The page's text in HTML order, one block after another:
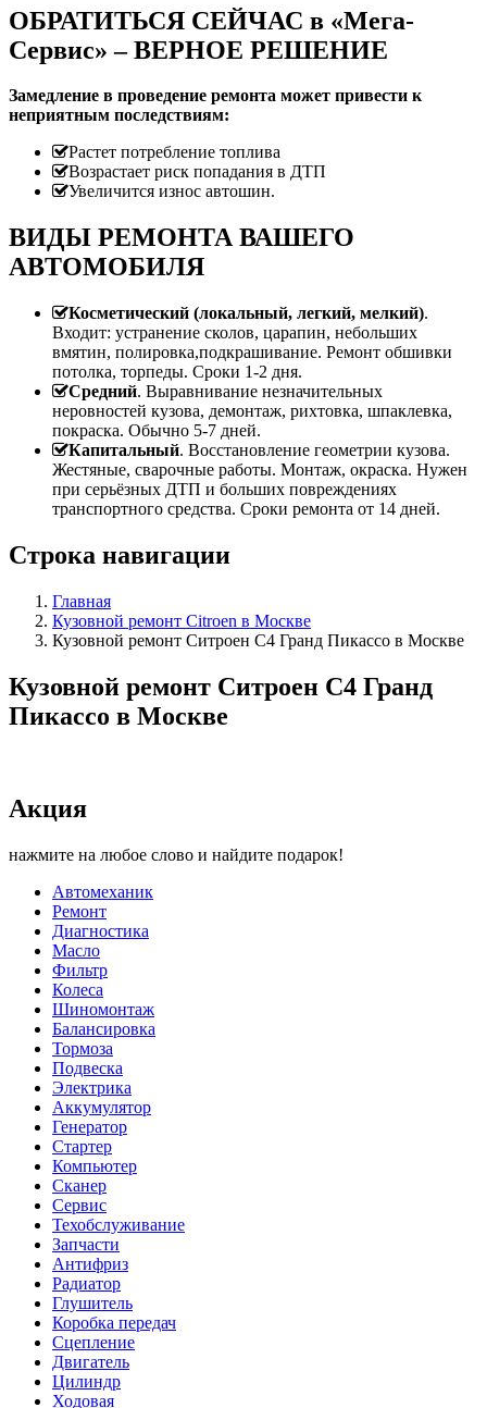
ОБРАТИТЬСЯ СЕЙЧАС в «Мега-
Сервис» – ВЕРНОЕ РЕШЕНИЕ
Замедление в проведение ремонта может привести к
неприятным последствиям:
Растет потребление топлива
Возрастает риск попадания в ДТП
Увеличится износ автошин.
ВИДЫ РЕМОНТА ВАШЕГО
АВТОМОБИЛЯ
Косметический (локальный, легкий, мелкий).
Входит: устранение сколов, царапин, небольших
вмятин, полировка,подкрашивание. Ремонт обшивки
потолка, торпеды. Сроки 1-2 дня.
Средний. Выравнивание незначительных
неровностей кузова, демонтаж, рихтовка, шпаклевка,
покраска. Обычно 5-7 дней.
Капитальный. Восстановление геометрии кузова.
Жестяные, сварочные работы. Монтаж, окраска. Нужен
при серьёзных ДТП и больших повреждениях
транспортного средства. Сроки ремонта от 14 дней.
Строка навигации
Главная
Кузовной ремонт Citroen в Москве
Кузовной ремонт Ситроен С4 Гранд Пикассо в Москве
Кузовной ремонт Ситроен С4 Гранд
Пикассо в Москве
Акция
нажмите на любое слово и найдите подарок!
Автомеханик
Ремонт
Диагностика
Масло
Фильтр
Колеса
Шиномонтаж
Балансировка
Тормоза
Подвеска
Электрика
Аккумулятор
Генератор
Стартер
Компьютер
Сканер
Сервис
Техобслуживание
Запчасти
Антифриз
Радиатор
Глушитель
Коробка передач
Сцепление
Двигатель
Цилиндр
Ходовая